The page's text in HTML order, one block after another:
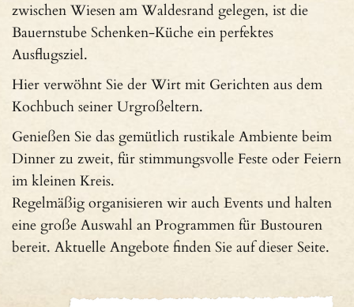
zwischen Wiesen am Waldesrand gelegen, ist die
Bauernstube Schenken-Küche ein perfektes
Ausflugsziel.
Hier verwöhnt Sie der Wirt mit Gerichten aus dem
Kochbuch seiner Urgroßeltern.
Genießen Sie das gemütlich rustikale Ambiente beim
Dinner zu zweit, für stimmungsvolle Feste oder Feiern
im kleinen Kreis.
Regelmäßig organisieren wir auch Events und halten
eine große Auswahl an Programmen für Bustouren
bereit. Aktuelle Angebote finden Sie auf dieser Seite.